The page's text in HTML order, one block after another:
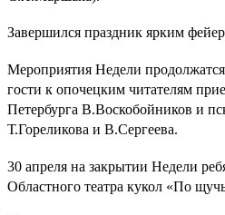
Завершился праздник ярким
Мероприятия Недели
гости к опочецким читателям
Петербурга В.Воскобойников и
Т.Гореликова и В.Сергеева.
30 апреля на закрытии Недели
Областного театра кукол «По